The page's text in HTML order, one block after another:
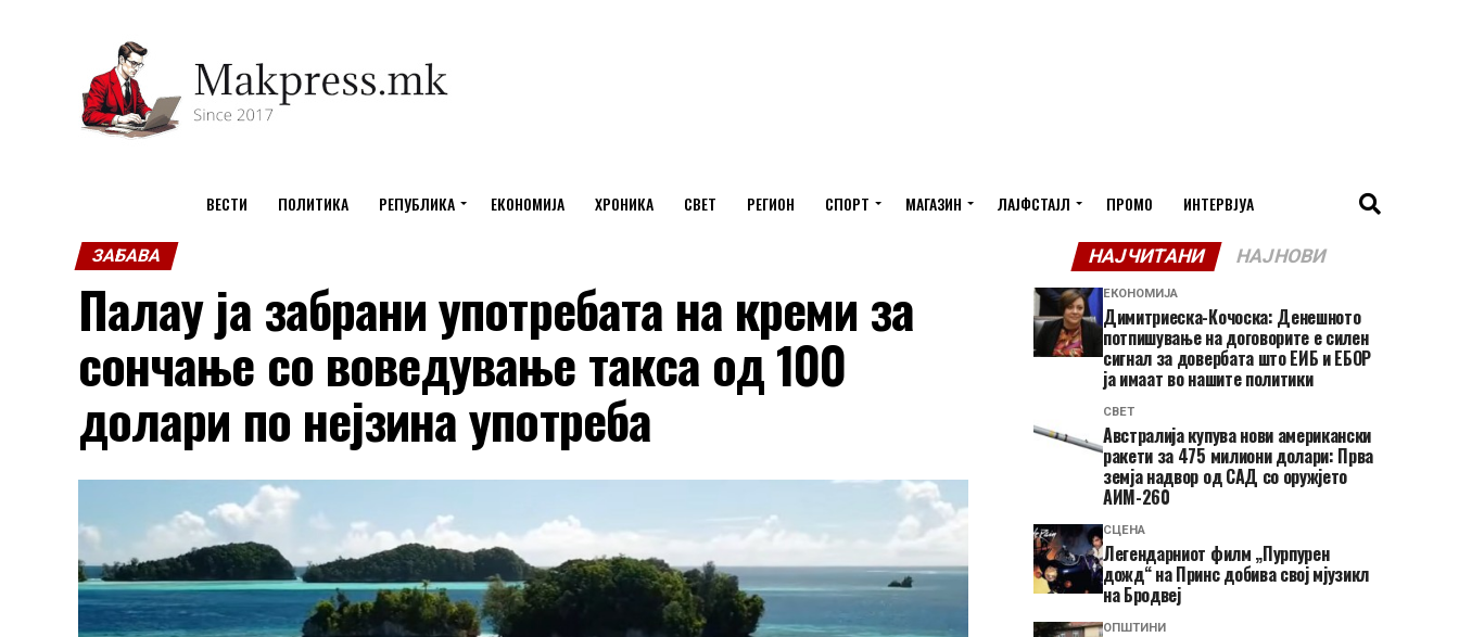
ВЕСТИ ПОЛИТИКА РЕПУБЛИКА ЕКОНОМИЈА ХРОНИКА СВЕТ РЕГИОН СПОРТ МАГАЗИН ЛАЈФСТАЈЛ ПРОМО ИНТЕРВЈУА
ЗАБАВА
Палау ја забрани употребата на креми за
сончање со воведување такса од 100
долари по нејзина употреба
НАЈЧИТАНИ НАЈНОВИ
ЕКОНОМИЈА
Димитриеска-Кочоска: Денешното
потпишување на договорите е силен
сигнал за довербата што ЕИБ и ЕБОР
ја имаат во нашите политики
СВЕТ
Австралија купува нови американски
ракети за 475 милиони долари: Прва
земја надвор од САД со оружјето
АИМ-260
СЦЕНА
Легендарниот филм „Пурпурен
дожд“ на Принс добива свој мјузикл
на Бродвеј
ОПШТИНИ